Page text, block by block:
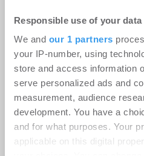
Responsible use of your data
We and our 1 partners
your IP-number, using
store and access information
serve personalized ads and
measurement, audience
development. You have a
and for what purposes. Your
applicable on this digital
Ditenso wird
die DACH-Region
PropTech 16.07.2026
Gemeinsamer Fokus auf
Corporate Real Estate